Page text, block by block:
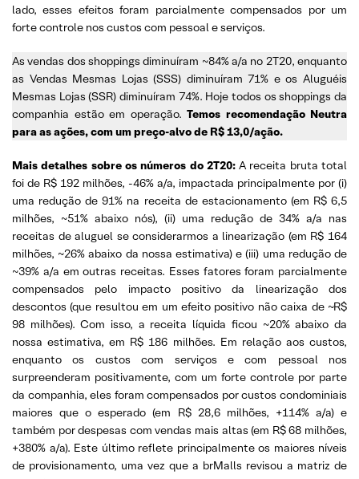
lado, esses efeitos foram parcialmente compensados ​​por um
forte controle nos custos com pessoal e serviços.
As vendas dos shoppings diminuíram ~84% a/a no 2T20, enquanto
as Vendas Mesmas Lojas (SSS) diminuíram 71% e os Aluguéis
Mesmas Lojas (SSR) diminuíram 74%. Hoje todos os shoppings da
companhia estão em operação. Temos recomendação Neutra
para as ações, com um preço-alvo de R$ 13,0/ação.
Mais detalhes sobre os números do 2T20:A receita bruta total
foi de R$ 192 milhões, -46% a/a, impactada principalmente por (i)
uma redução de 91% na receita de estacionamento (em R$ 6,5
milhões, ~51% abaixo nós), (ii) uma redução de 34% a/a nas
receitas de aluguel se considerarmos a linearização (em R$ 164
milhões, ~26% abaixo da nossa estimativa) e (iii) uma redução de
~39% a/a em outras receitas. Esses fatores foram parcialmente
compensados ​​pelo impacto positivo da linearização dos
descontos (que resultou em um efeito positivo não caixa de ~R$
98 milhões). Com isso, a receita líquida ficou ~20% abaixo da
nossa estimativa, em R$ 186 milhões. Em relação aos custos,
enquanto os custos com serviços e com pessoal nos
surpreenderam positivamente, com um forte controle por parte
da companhia, eles foram compensados ​​por custos condominiais
maiores que o esperado (em R$ 28,6 milhões, +114% a/a) e
também por despesas com vendas mais altas (em R$ 68 milhões,
+380% a/a). Este último reflete principalmente os maiores níveis
de provisionamento, uma vez que a brMalls revisou a matriz de